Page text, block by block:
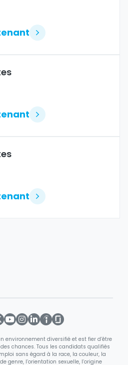
environnement diversifié et est fier d’être
chances. Tous les candidats qualifiés
sans égard à la race, la couleur, la
genre, l’orientation sexuelle, l’origine